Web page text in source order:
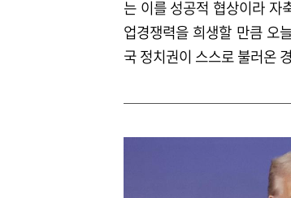
는 이를 성공적 협상이라 자
업경쟁력을 희생할 만큼 오
국 정치권이 스스로 불러온